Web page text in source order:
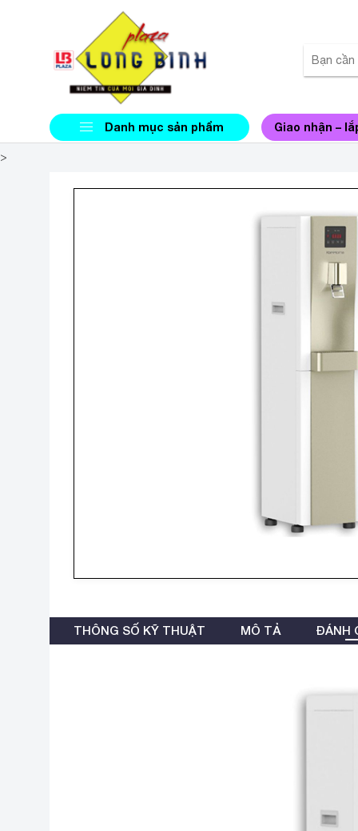
Danh mục sản phẩm Giao nhận –
>
THÔNG SỐ KỸ THUẬT MÔ TẢ ĐÁNH